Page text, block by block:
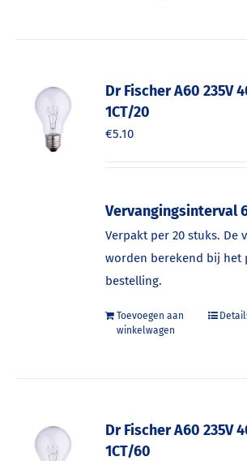
Dr Fischer A60 235V
1CT/20
€5.10
Vervangingsinterval
Verpakt per 20 stuks. De
worden berekend bij het
bestelling.
Toevoegen aan
winkelwagen
Dr Fischer A60 235V
1CT/60